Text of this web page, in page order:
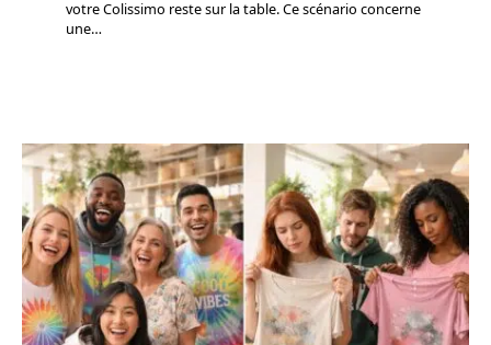
votre Colissimo reste sur la table. Ce scénario concerne
une…